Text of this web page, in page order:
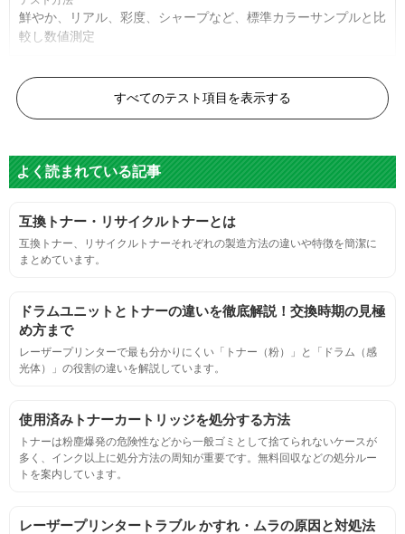
鮮やか、リアル、彩度、シャープなど、標準カラーサンプルと比
較し数値測定
グレースケール
目視検査にて数値測定
連続印刷時の安定した印刷枚数測定
定着度
摩擦試験機で濃度値を測定
適合性
すべてのテスト項目を表示する
よく読まれている記事
互換トナー・リサイクルトナーとは
互換トナー、リサイクルトナーそれぞれの製造方法の違いや特徴を簡潔に
まとめています。
ドラムユニットとトナーの違いを徹底解説！交換時期の見極
め方まで
レーザープリンターで最も分かりにくい「トナー（粉）」と「ドラム（感
光体）」の役割の違いを解説しています。
使用済みトナーカートリッジを処分する方法
トナーは粉塵爆発の危険性などから一般ゴミとして捨てられないケースが
多く、インク以上に処分方法の周知が重要です。無料回収などの処分ルー
トを案内しています。
レーザープリンタートラブル かすれ・ムラの原因と対処法